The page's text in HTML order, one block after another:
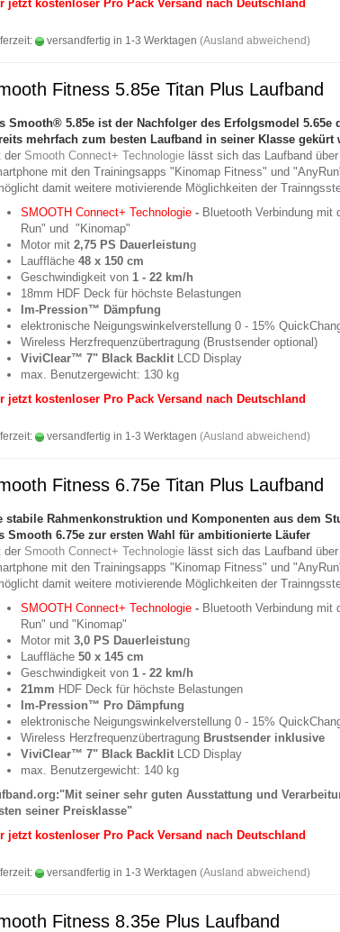
jetzt kostenloser Pro Pack Versand nach Deutschland
versandfertig in 1-3 Werktagen (Ausland abweichend)
Fitness 5.85e Titan Plus Laufband
Smooth® 5.85e ist der Nachfolger des Erfolgsmodel 5.65e
mehrfach zum besten Laufband in seiner Klasse gekürt
der Smooth Connect+ Technologie lässt sich das Laufband
mit den Trainingsapps "Kinomap Fitness" und
damit weitere motivierende Möglichkeiten der
SMOOTH Connect+ Technologie - Bluetooth Verbindung mit
Run" und "Kinomap"
Motor mit 2,75 PS Dauerleistung
Lauffläche 48 x 150 cm
Geschwindigkeit von 1 - 22 km/h
18mm HDF Deck für höchste Belastungen
Im-Pression™ Dämpfung
elektronische Neigungswinkelverstellung 0 - 15%
Wireless Herzfrequenzübertragung (Brustsender optional)
ViviClear™ 7" Black Backlit LCD Display
max. Benutzergewicht: 130 kg
jetzt kostenloser Pro Pack Versand nach Deutschland
versandfertig in 1-3 Werktagen (Ausland abweichend)
Fitness 6.75e Titan Plus Laufband
stabile Rahmenkonstruktion und Komponenten aus dem
Smooth 6.75e zur ersten Wahl für ambitionierte Läufer
der Smooth Connect+ Technologie lässt sich das Laufband
mit den Trainingsapps "Kinomap Fitness" und
damit weitere motivierende Möglichkeiten der
SMOOTH Connect+ Technologie - Bluetooth Verbindung mit
Run" und "Kinomap"
Motor mit 3,0 PS Dauerleistung
Lauffläche 50 x 145 cm
Geschwindigkeit von 1 - 22 km/h
21mm HDF Deck für höchste Belastungen
Im-Pression™ Pro Dämpfung
elektronische Neigungswinkelverstellung 0 - 15%
Wireless Herzfrequenzübertragung Brustsender inklusive
ViviClear™ 7" Black Backlit LCD Display
max. Benutzergewicht: 140 kg
seiner sehr guten Ausstattung und
seiner Preisklasse"
jetzt kostenloser Pro Pack Versand nach Deutschland
versandfertig in 1-3 Werktagen (Ausland abweichend)
Fitness 8.35e Plus Laufband